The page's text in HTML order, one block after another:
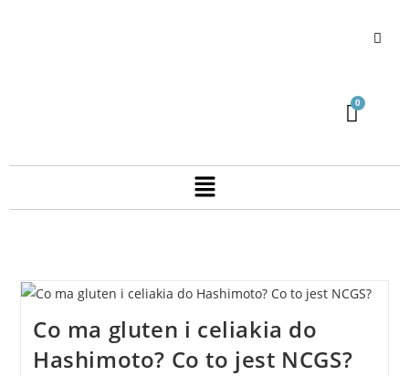
Co ma gluten i celiakia do
Hashimoto? Co to jest NCGS?